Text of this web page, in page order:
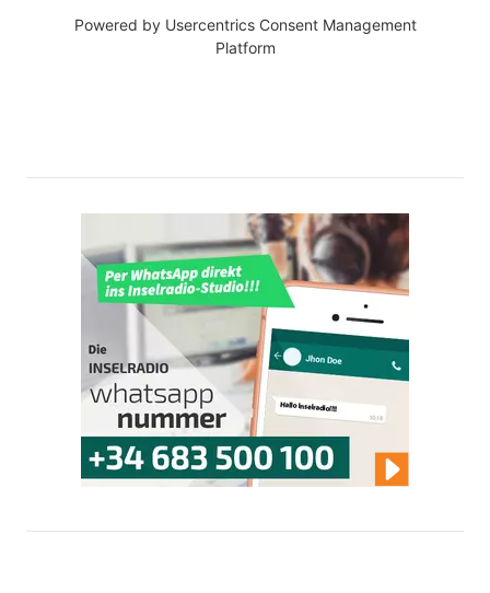
Powered by Usercentrics Consent Management
Platform